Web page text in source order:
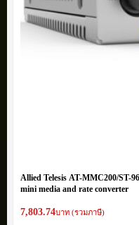
Allied Telesis AT-MMC200/ST-
mini media and rate converter
7,803.74บาท (รวมภาษี)